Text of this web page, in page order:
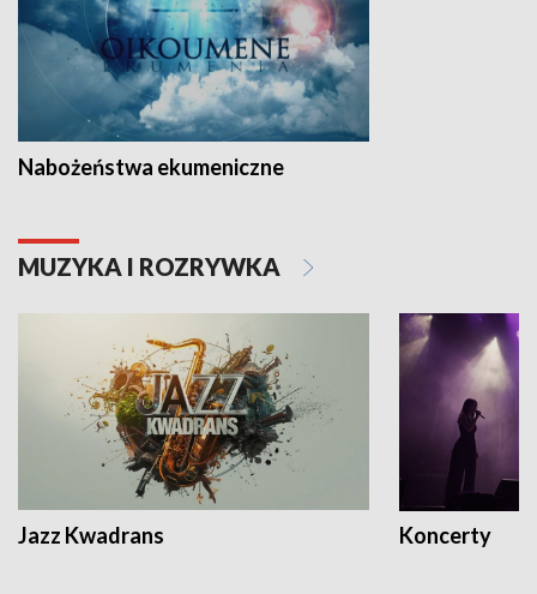
Nabożeństwa ekumeniczne
MUZYKA I ROZRYWKA
Jazz Kwadrans Koncerty